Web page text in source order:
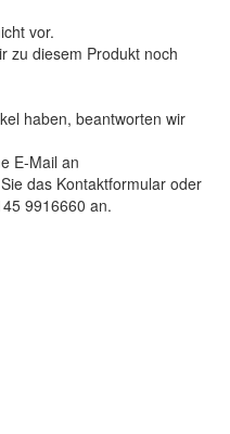
vor.
zu diesem Produkt noch
haben, beantworten wir
E-Mail an
das Kontaktformular oder
9916660 an.